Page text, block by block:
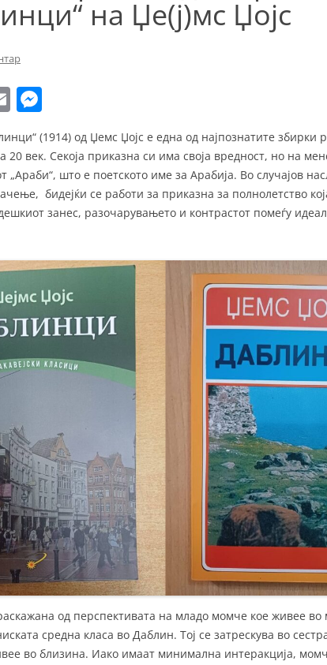
ЕВРОПСКИ ФИЛМ
ФИЛМОПОЛИС
на Џе(ј)мс Џојс
E
m
ai
l
e
ss
e
n
g
(1914) од Џемс Џојс е една од најпознатите збирки
20 век. Секоја приказна си има своја вредност, но на
„Араби“, што е поетското име за Арабија. Во случајов
бидејќи се работи за приказна за полнолетство
занес, разочарувањето и контрастот помеѓу
од перспективата на младо момче кое живее во
средна класа во Даблин. Тој се затрескува во
во близина. Иако имаат минимална интеракција,